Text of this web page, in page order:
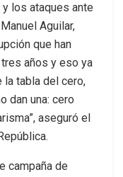
los ataques ante
Aguilar,
que han
años y eso ya
la tabla del cero,
dan una: cero
aseguró el
campaña de